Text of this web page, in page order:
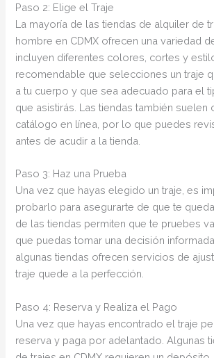
Paso 2: Elige el Traje
La mayoría de las tiendas de alquiler de
hombre en CDMX ofrecen una variedad
incluyen diferentes colores, cortes y
recomendable que selecciones un traje
a tu cuerpo y que sea adecuado para el
que asistirás. Las tiendas también suelen
catálogo en línea, por lo que puedes
antes de acudir a la tienda.
Paso 3: Haz una Prueba
Una vez que hayas elegido un traje, es
probarlo para asegurarte de que te
de las tiendas permiten que te pruebes
que puedas tomar una decisión
algunas tiendas ofrecen servicios de
traje quede a la perfección.
Paso 4: Reserva y Realiza el Pago
Una vez que hayas encontrado el traje
reserva y paga por adelantado. Algunas